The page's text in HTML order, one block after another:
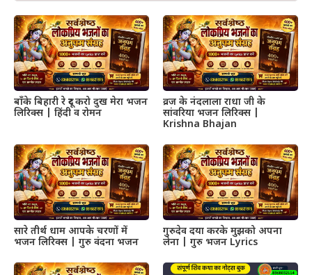
बाँके बिहारी रे दूर करो दुख मेरा भजन
लिरिक्स | हिंदी व रोमन
व्रज के नंदलाला राधा जी के
सांवरिया भजन लिरिक्स |
Krishna Bhajan
सारे तीर्थ धाम आपके चरणों में
भजन लिरिक्स | गुरु वंदना भजन
गुरुदेव दया करके मुझको अपना
लेना | गुरु भजन Lyrics